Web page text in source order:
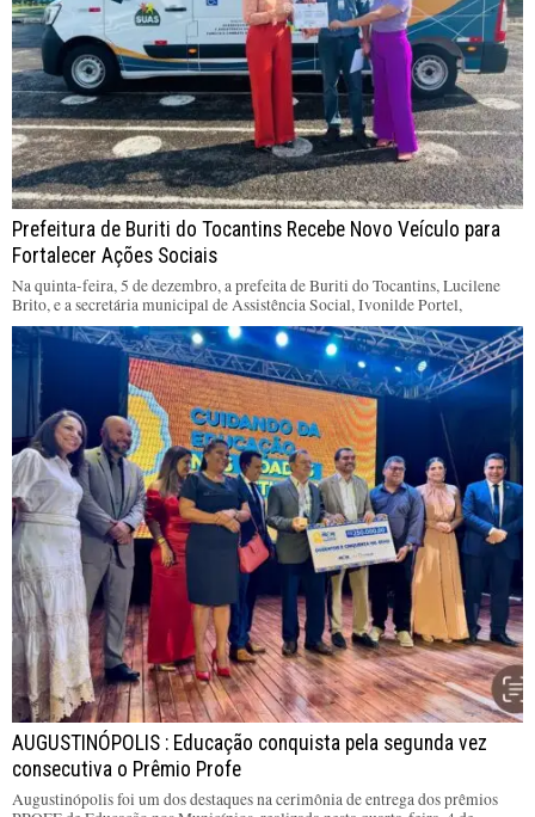
Prefeitura de Buriti do Tocantins Recebe Novo Veículo para
Fortalecer Ações Sociais
Na quinta-feira, 5 de dezembro, a prefeita de Buriti do Tocantins, Lucilene
Brito, e a secretária municipal de Assistência Social, Ivonilde Portel,
AUGUSTINÓPOLIS : Educação conquista pela segunda vez
consecutiva o Prêmio Profe
Augustinópolis foi um dos destaques na cerimônia de entrega dos prêmios